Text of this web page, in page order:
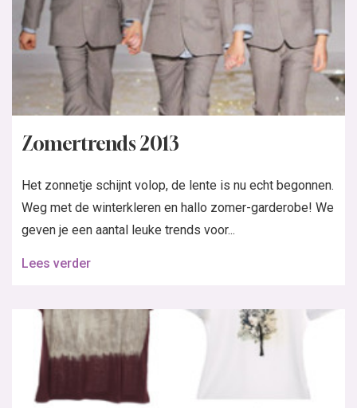
Zomertrends 2013
Het zonnetje schijnt volop, de lente is nu echt begonnen.
Weg met de winterkleren en hallo zomer-garderobe! We
geven je een aantal leuke trends voor...
Lees verder